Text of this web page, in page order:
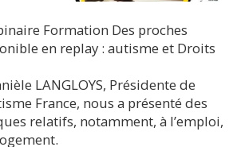
Formation Des proches
en replay : autisme et Droits
LANGLOYS, Présidente de
France, nous a présenté des
relatifs, notamment, à l’emploi,